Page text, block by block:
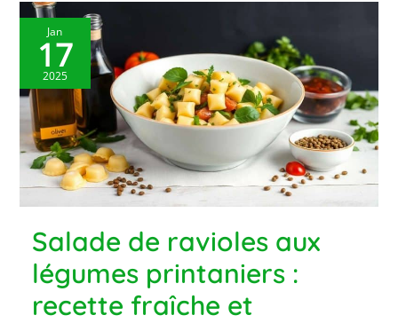
Jan
17
2025
Salade de ravioles aux
légumes printaniers :
recette fraîche et